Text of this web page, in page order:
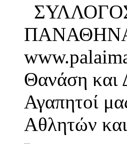
Θανάση και
Αγαπητοί
Αθλητών